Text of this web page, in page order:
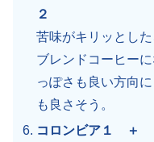
２
苦味がキリッとし
ブレンドコーヒー
っぽさも良い方向
も良さそう。
コロンビア１ ＋